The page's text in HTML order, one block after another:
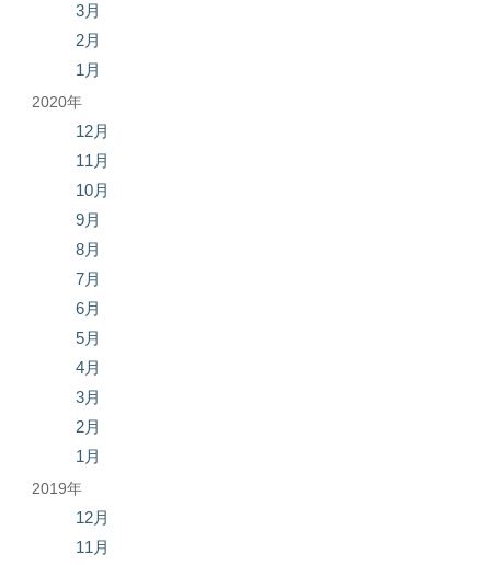
3月
2月
1月
2020年
12月
11月
10月
9月
8月
7月
6月
5月
4月
3月
2月
1月
2019年
12月
11月